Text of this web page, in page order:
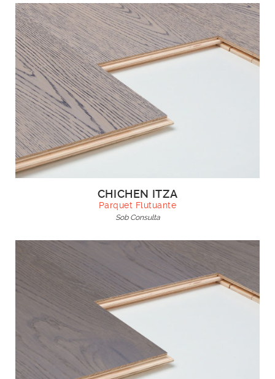
CHICHEN ITZA
Parquet Flutuante
Sob Consulta